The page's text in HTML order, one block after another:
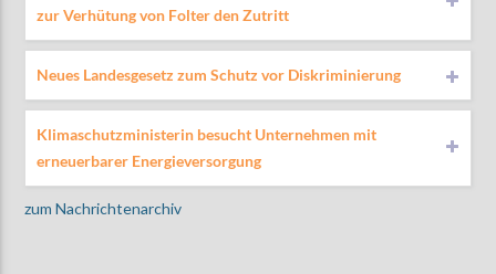
zur Verhütung von Folter den Zutritt
Neues Landesgesetz zum Schutz vor Diskriminierung
Klimaschutzministerin besucht Unternehmen mit
erneuerbarer Energieversorgung
zum Nachrichtenarchiv